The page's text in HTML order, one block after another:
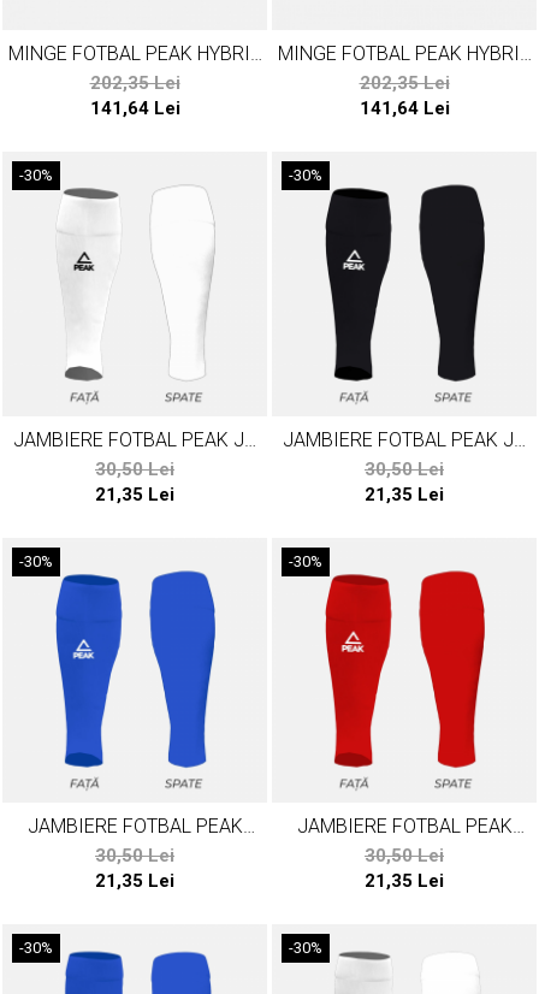
MINGE FOTBAL PEAK HYBRID
3.0 ROSU/ALBASTRU
202,35 Lei
141,64 Lei
MINGE FOTBAL PEAK HYBRID
3.0 ALBASTRU
202,35 Lei
141,64 Lei
-30%
JAMBIERE FOTBAL PEAK JR
ALB
30,50 Lei
21,35 Lei
-30%
JAMBIERE FOTBAL PEAK JR
NEGRU
30,50 Lei
21,35 Lei
-30%
JAMBIERE FOTBAL PEAK
ALBASTRU
30,50 Lei
21,35 Lei
-30%
JAMBIERE FOTBAL PEAK
ROSU
30,50 Lei
21,35 Lei
-30% -30%